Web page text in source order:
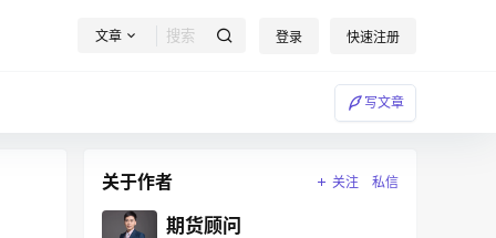
文章 登录 快速注册
写文章
关于作者 关注 私信
期货顾问